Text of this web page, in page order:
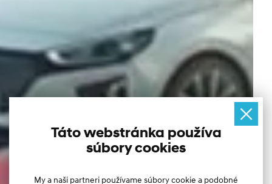
Táto webstránka používa
súbory cookies
My a naši partneri používame súbory cookie a podobné